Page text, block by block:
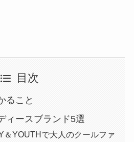
目次
ること
ィースブランド5選
＆YOUTHで大人のクールファ